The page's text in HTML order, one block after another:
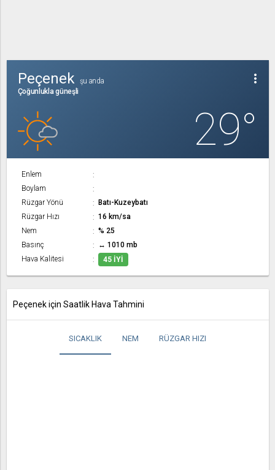
more_vert
Peçenek
şu anda
Çoğunlukla güneşli
29°
Enlem
Boylam
Rüzgar Yönü
Batı-Kuzeybatı
Rüzgar Hızı
16 km/sa
Nem
% 25
Basınç
↔ 1010 mb
Hava Kalitesi
45 İYI
Peçenek için Saatlik Hava Tahmini
SICAKLIK NEM RÜZGAR HIZI